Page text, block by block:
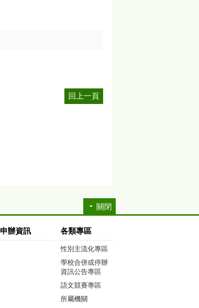
回上一頁
關閉
申辦資訊 各類專區
性別主流化專區
學校合併或停辦
資訊公告專區
語文競賽專區
所屬機關